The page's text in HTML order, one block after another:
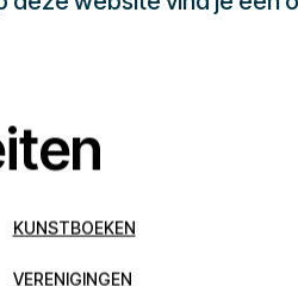
KUNSTBOEKEN
VERENIGINGEN